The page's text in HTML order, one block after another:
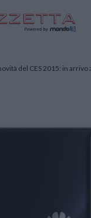
del CES 2015: in